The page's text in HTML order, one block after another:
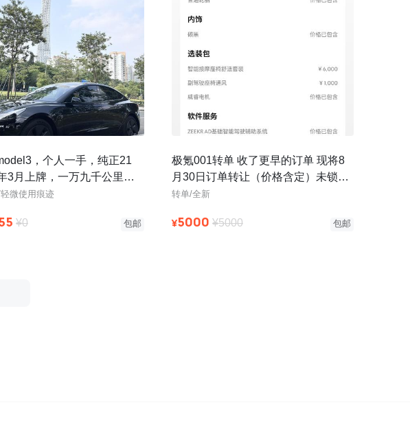
，个人一手，纯正21
3月上牌，一万九千公里，
，原版原漆，无改装
微使用痕迹
¥0 包邮
极氪001转单 收了更早的订单 现将8
月30日订单转让（价格含定）未锁单
可自由改配置 今年底左右可
转单/全新
¥5000 ¥5000 包邮